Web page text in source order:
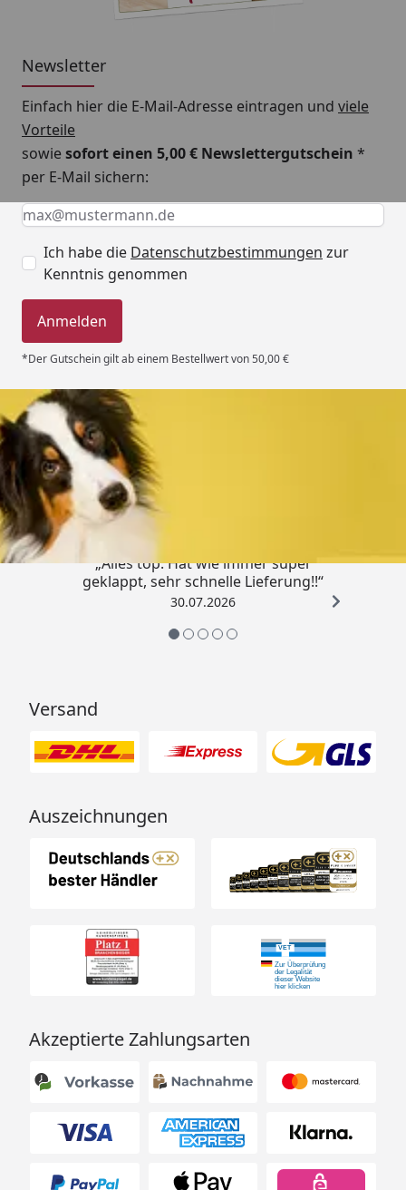
Newsletter
Einfach hier die E-Mail-Adresse eintragen und viele
Vorteile
sowiesofort einen 5,00 € Newslettergutschein *
per E-Mail sichern:
Keine Eingabe erforderlich
Eingabe erforderlich
E-Mail *
Ich habe die Datenschutzbestimmungen zur
Kenntnis genommen
Anmelden
*Der Gutschein gilt ab einem Bestellwert von 50,00 €
Trusted Shops
„Alles top. Hat wie immer super
geklappt, sehr schnelle Lieferung!!“
30.07.2026
Versand
Auszeichnungen
Akzeptierte Zahlungsarten